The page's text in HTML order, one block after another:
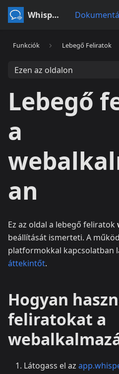
Whisperr
Funkciók Lebegő Feliratok
Ezen az oldalon
Lebegő
a
an
Ez az oldal a lebegő feliratok
beállítását ismerteti. A
platformokkal kapcsolatban
áttekintőt.
Hogyan
feliratokat a
Látogass el az